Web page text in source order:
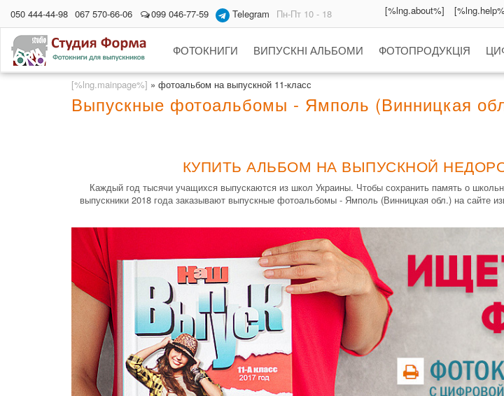
050 444-44-98 067 570-66-06 099 046-77-59 Telegram Пн-Пт 10 - 18 [%lng.about%]
ФОТОКНИГИ ВИПУСКНІ АЛЬБОМИ ФОТОПРОДУКЦІЯ
[%lng.mainpage%] » фотоальбом на выпускной 11-класс
Выпускные фотоальбомы - Ямполь (Винницкая
КУПИТЬ АЛЬБОМ НА ВЫПУСКНОЙ
Каждый год тысячи учащихся выпускаются из школ Украины. Чтобы сохранить память о
выпускники 2018 года заказывают выпускные фотоальбомы - Ямполь (Винницкая обл.) на сайте